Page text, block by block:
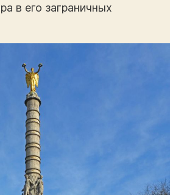
в его заграничных